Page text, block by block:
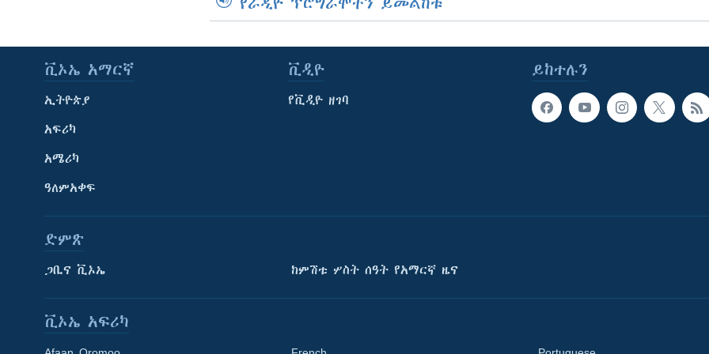
ይከተሉን
ቪኦኤ አማርኛ
ኢትዮጵያ
አፍሪካ
አሜሪካ
ዓለምአቀፍ
ቪዲዮ
የቪዲዮ ዘገባ
ድምጽ
ጋቢና ቪኦኤ ከምሽቱ ሦስት ሰዓት የአማርኛ ዜና
ቪኦኤ አፍሪካ